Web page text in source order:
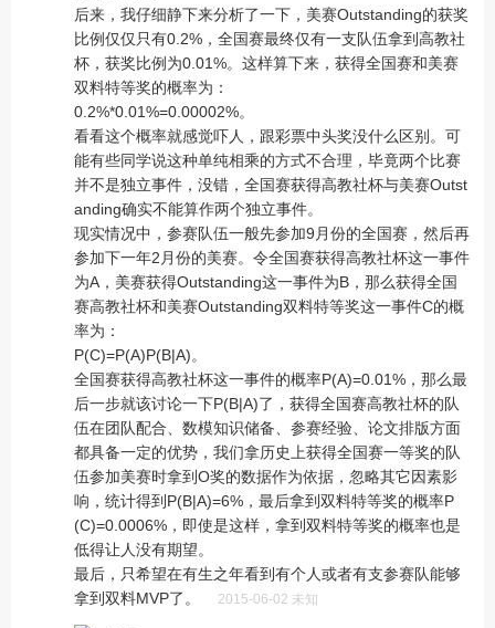
后来，我仔细静下来分析了一下，美赛Outstanding的获奖
比例仅仅只有0.2%，全国赛最终仅有一支队伍拿到高教社
杯，获奖比例为0.01%。这样算下来，获得全国赛和美赛
双料特等奖的概率为：
0.2%*0.01%=0.00002%。
看看这个概率就感觉吓人，跟彩票中头奖没什么区别。可
能有些同学说这种单纯相乘的方式不合理，毕竟两个比赛
并不是独立事件，没错，全国赛获得高教社杯与美赛Outst
anding确实不能算作两个独立事件。
现实情况中，参赛队伍一般先参加9月份的全国赛，然后再
参加下一年2月份的美赛。令全国赛获得高教社杯这一事件
为A，美赛获得Outstanding这一事件为B，那么获得全国
赛高教社杯和美赛Outstanding双料特等奖这一事件C的概
率为：
P(C)=P(A)P(B|A)。
全国赛获得高教社杯这一事件的概率P(A)=0.01%，那么最
后一步就该讨论一下P(B|A)了，获得全国赛高教社杯的队
伍在团队配合、数模知识储备、参赛经验、论文排版方面
都具备一定的优势，我们拿历史上获得全国赛一等奖的队
伍参加美赛时拿到O奖的数据作为依据，忽略其它因素影
响，统计得到P(B|A)=6%，最后拿到双料特等奖的概率P
(C)=0.0006%，即使是这样，拿到双料特等奖的概率也是
低得让人没有期望。
最后，只希望在有生之年看到有个人或者有支参赛队能够
2015-06-02 未知